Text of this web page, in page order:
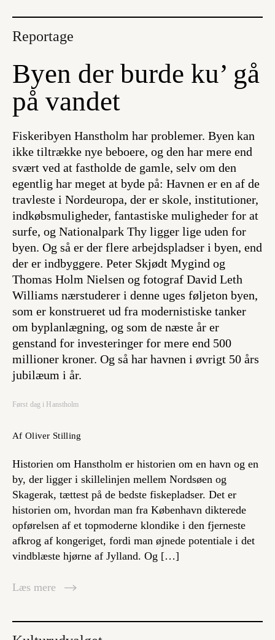
Reportage
Byen der burde ku’ gå
på vandet
Fiskeribyen Hanstholm har problemer. Byen kan
ikke tiltrække nye beboere, og den har mere end
svært ved at fastholde de gamle, selv om den
egentlig har meget at byde på: Havnen er en af de
travleste i Nordeuropa, der er skole, institutioner,
indkøbsmuligheder, fantastiske muligheder for at
surfe, og Nationalpark Thy ligger lige uden for
byen. Og så er der flere arbejdspladser i byen, end
der er indbyggere. Peter Skjødt Mygind og
Thomas Holm Nielsen og fotograf David Leth
Williams nærstuderer i denne uges føljeton byen,
som er konstrueret ud fra modernistiske tanker
om byplanlægning, og som de næste år er
genstand for investeringer for mere end 500
millioner kroner. Og så har havnen i øvrigt 50 års
jubilæum i år.
Først dag i Hanstholm
Af Oliver Stilling
Historien om Hanstholm er historien om en havn og en
by, der ligger i skillelinjen mellem Nordsøen og
Skagerak, tættest på de bedste fiskepladser. Det er
historien om, hvordan man fra København dikterede
opførelsen af et topmoderne klondike i den fjerneste
afkrog af kongeriget, fordi man øjnede potentiale i det
vindblæste hjørne af Jylland. Og […]
Læs mere